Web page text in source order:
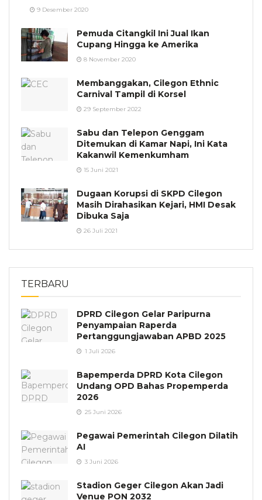
9 Desember 2020
Pemuda Citangkil Ini Jual Ikan
Cupang Hingga ke Amerika
8 November 2020
Membanggakan, Cilegon Ethnic
Carnival Tampil di Korsel
29 September 2022
Sabu dan Telepon Genggam
Ditemukan di Kamar Napi, Ini Kata
Kakanwil Kemenkumham
15 Juni 2021
Dugaan Korupsi di SKPD Cilegon
Masih Dirahasikan Kejari, HMI Desak
Dibuka Saja
26 Juli 2021
TERBARU
DPRD Cilegon Gelar Paripurna
Penyampaian Raperda
Pertanggungjawaban APBD 2025
1 Juli 2026
Bapemperda DPRD Kota Cilegon
Undang OPD Bahas Propemperda
2026
25 Juni 2026
Pegawai Pemerintah Cilegon Dilatih
AI
3 Juni 2026
Stadion Geger Cilegon Akan Jadi
Venue PON 2032